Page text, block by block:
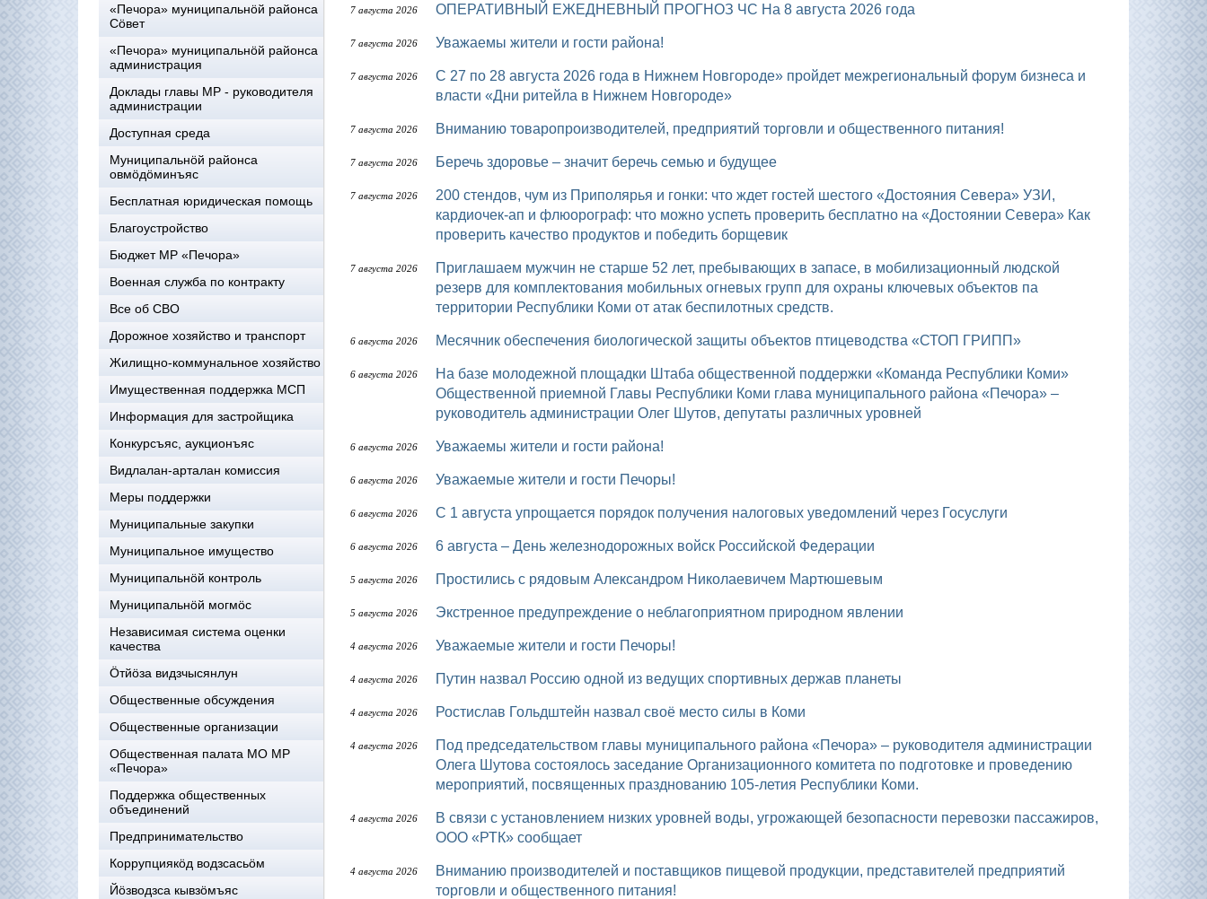
«Печора» муниципальнöй районса
Сöвет
«Печора» муниципальнöй районса
администрация
Доклады главы МР - руководителя
администрации
Доступная среда
Муниципальнöй районса
овмöдöминъяс
Бесплатная юридическая помощь
Благоустройство
Бюджет МР «Печора»
Военная служба по контракту
Все об СВО
Дорожное хозяйство и транспорт
Жилищно-коммунальное хозяйство
Имущественная поддержка МСП
Информация для застройщика
Конкурсъяс, аукционъяс
Видлалан-арталан комиссия
Меры поддержки
Муниципальные закупки
Муниципальное имущество
Муниципальнӧй контроль
Муниципальнöй могмöс
Независимая система оценки
качества
Öтйöза видзчысянлун
Общественные обсуждения
Общественные организации
Общественная палата МО МР
«Печора»
Поддержка общественных
объединений
Предпринимательство
Коррупциякöд водзсасьöм
Йöзводзса кывзöмъяс
7 августа 2026 ОПЕРАТИВНЫЙ ЕЖЕДНЕВНЫЙ ПРОГНОЗ ЧС На 8 августа 2026 года
7 августа 2026 Уважаемы жители и гости района!
7 августа 2026
с 27 по 28 августа 2026 года в Нижнем Новгороде» пройдет межрегиональный форум бизнеса и
власти «Дни ритейла в Нижнем Новгороде»
7 августа 2026 Вниманию товаропроизводителей, предприятий торговли и общественного питания!
7 августа 2026 Беречь здоровье – значит беречь семью и будущее
7 августа 2026
200 стендов, чум из Приполярья и гонки: что ждет гостей шестого «Достояния Севера» УЗИ,
кардиочек-ап и флюорограф: что можно успеть проверить бесплатно на «Достоянии Севера» Как
проверить качество продуктов и победить борщевик
7 августа 2026
Приглашаем мужчин не старше 52 лет, пребывающих в запасе, в мобилизационный людской
резерв для комплектования мобильных огневых групп для охраны ключевых объектов па
территории Республики Коми от атак беспилотных средств.
6 августа 2026 Месячник обеспечения биологической защиты объектов птицеводства «СТОП ГРИПП»
6 августа 2026
На базе молодежной площадки Штаба общественной поддержки «Команда Республики Коми»
Общественной приемной Главы Республики Коми глава муниципального района «Печора» –
руководитель администрации Олег Шутов, депутаты различных уровней
6 августа 2026 Уважаемы жители и гости района!
6 августа 2026 Уважаемые жители и гости Печоры!
6 августа 2026 С 1 августа упрощается порядок получения налоговых уведомлений через Госуслуги
6 августа 2026 6 августа – День железнодорожных войск Российской Федерации
5 августа 2026 Простились с рядовым Александром Николаевичем Мартюшевым
5 августа 2026 Экстренное предупреждение о неблагоприятном природном явлении
4 августа 2026 Уважаемые жители и гости Печоры!
4 августа 2026 Путин назвал Россию одной из ведущих спортивных держав планеты
4 августа 2026 Ростислав Гольдштейн назвал своё место силы в Коми
4 августа 2026
Под председательством главы муниципального района «Печора» – руководителя администрации
Олега Шутова состоялось заседание Организационного комитета по подготовке и проведению
мероприятий, посвященных празднованию 105-летия Республики Коми.
4 августа 2026
В связи с установлением низких уровней воды, угрожающей безопасности перевозки пассажиров,
ООО «РТК» сообщает
4 августа 2026
Вниманию производителей и поставщиков пищевой продукции, представителей предприятий
торговли и общественного питания!